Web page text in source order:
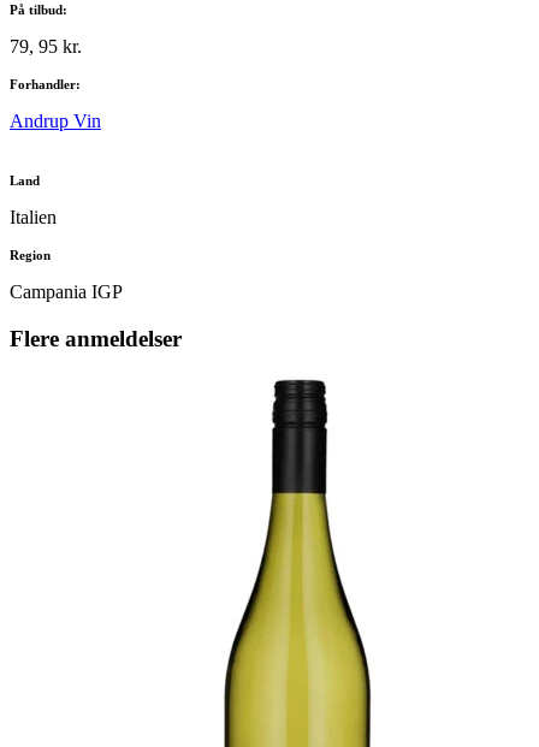
På tilbud:
79, 95 kr.
Forhandler:
Andrup Vin
Land
Italien
Region
Campania IGP
Flere anmeldelser